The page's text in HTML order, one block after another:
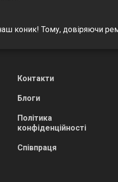
коник! Тому, довіряючи
Контакти
Блоги
Політика
конфіденційності
Співпраця